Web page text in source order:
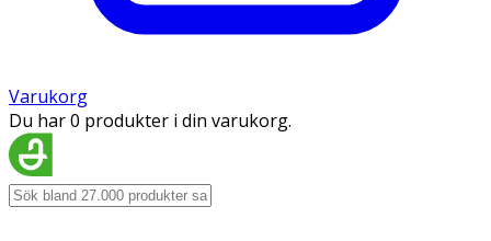
Varukorg
Du har 0 produkter i din varukorg.